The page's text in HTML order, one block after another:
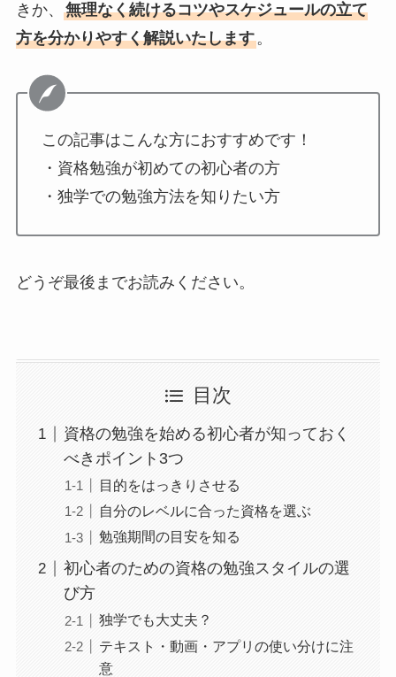
きか、 無理なく続けるコツやスケジュールの立て
方を分かりやすく解説いたします。
この記事はこんな方におすすめです！
・資格勉強が初めての初心者の方
・独学での勉強方法を知りたい方
どうぞ最後までお読みください。
目次
資格の勉強を始める初心者が知っておく
べきポイント3つ
目的をはっきりさせる
自分のレベルに合った資格を選ぶ
勉強期間の目安を知る
初心者のための資格の勉強スタイルの選
び方
独学でも大丈夫？
テキスト・動画・アプリの使い分けに注
意